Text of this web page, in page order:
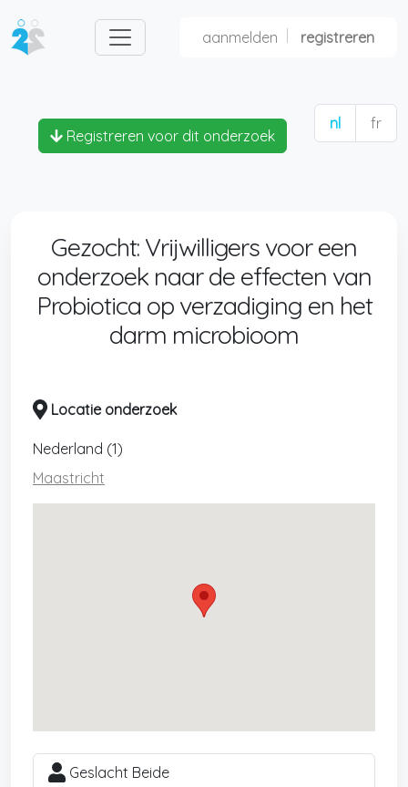
aanmelden registreren
nl fr
Registreren voor dit onderzoek
Gezocht: Vrijwilligers voor een
onderzoek naar de effecten van
Probiotica op verzadiging en het
darm microbioom
Locatie onderzoek
Nederland (1)
Maastricht
Geslacht Beide